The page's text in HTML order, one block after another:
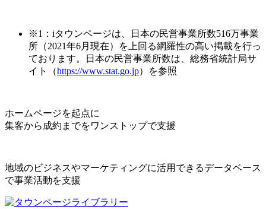
※1：iタウンページは、日本の民営事業所数516万事業
所（2021年6月現在）を上回る網羅性の高い掲載を行っ
ております。日本の民営事業所数は、総務省統計局サ
イト（https://www.stat.go.jp）を参照
ホームページを起点に
集客から成約までをワンストップで支援
地域のビジネスやマーケティングに活用できるデータベース
で事業活動を支援